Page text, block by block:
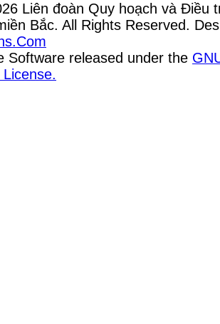
Liên đoàn Quy hoạch và Điều
Bắc. All Rights Reserved.
Software released under the